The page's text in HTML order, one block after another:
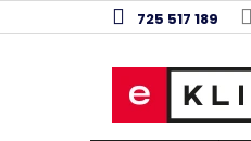
na
725 517 189